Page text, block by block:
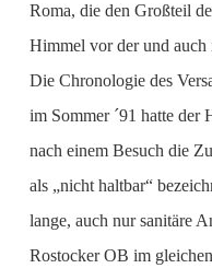
Roma, die den Großteil
Himmel vor der und auch
Die Chronologie des
im Sommer ´91 hatte
nach einem Besuch die
als „nicht haltbar“
lange, auch nur sanitäre
Rostocker OB im